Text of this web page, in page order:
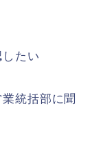
たい
統括部に聞